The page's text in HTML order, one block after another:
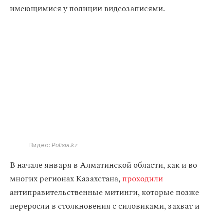
имеющимися у полиции видеозаписями.
Видео: Polisia.kz
В начале января в Алматинской области, как и во
многих регионах Казахстана,проходили
антиправительственные митинги, которые позже
переросли в столкновения с силовиками, захват и